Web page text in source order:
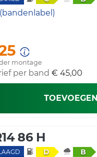
montage
per band € 45,00
TOEVOEGEN
86 H
D B